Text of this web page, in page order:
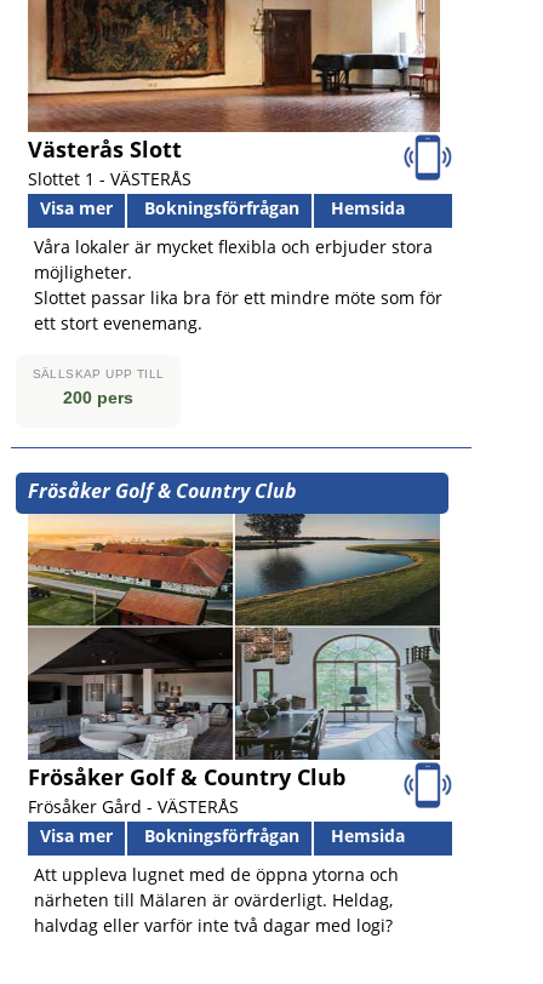
Västerås Slott
Slottet 1 - VÄSTERÅS
Visa mer
Bokningsförfrågan
Hemsida
Våra lokaler är mycket flexibla och erbjuder stora
möjligheter.
Slottet passar lika bra för ett mindre möte som för
ett stort evenemang.
SÄLLSKAP UPP TILL
200 pers
Frösåker Golf & Country Club
Frösåker Golf & Country Club
Frösåker Gård - VÄSTERÅS
Visa mer
Bokningsförfrågan
Hemsida
Att uppleva lugnet med de öppna ytorna och
närheten till Mälaren är ovärderligt. Heldag,
halvdag eller varför inte två dagar med logi?